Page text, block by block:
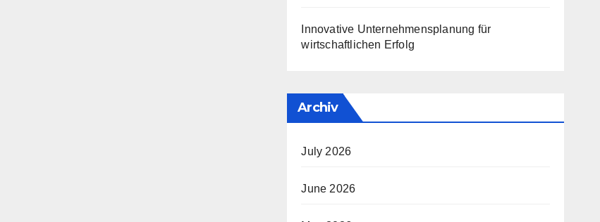
Innovative Unternehmensplanung für
wirtschaftlichen Erfolg
Archiv
July 2026
June 2026